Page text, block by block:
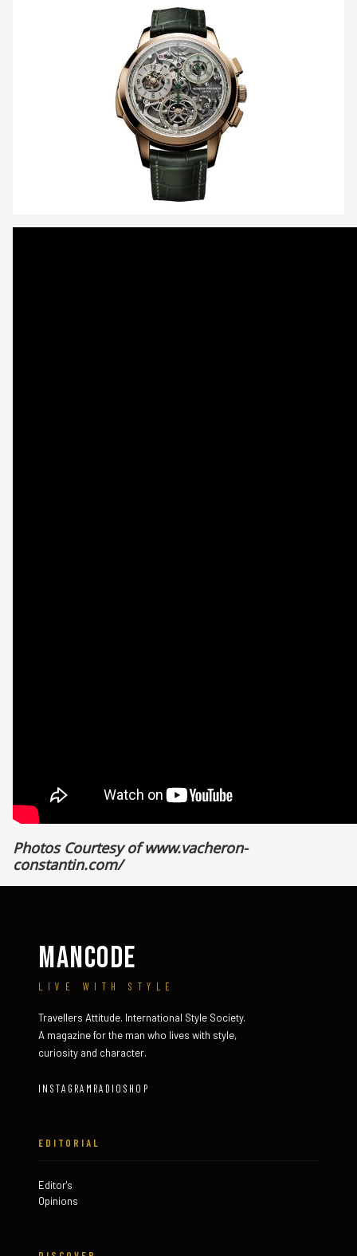
Photos Courtesy ofwww.vacheron-
constantin.com/
MANCODE
LIVE WITH STYLE
Travellers Attitude. International Style Society.
A magazine for the man who lives with style,
curiosity and character.
INSTAGRAM RADIO SHOP
EDITORIAL
Editor's
Opinions